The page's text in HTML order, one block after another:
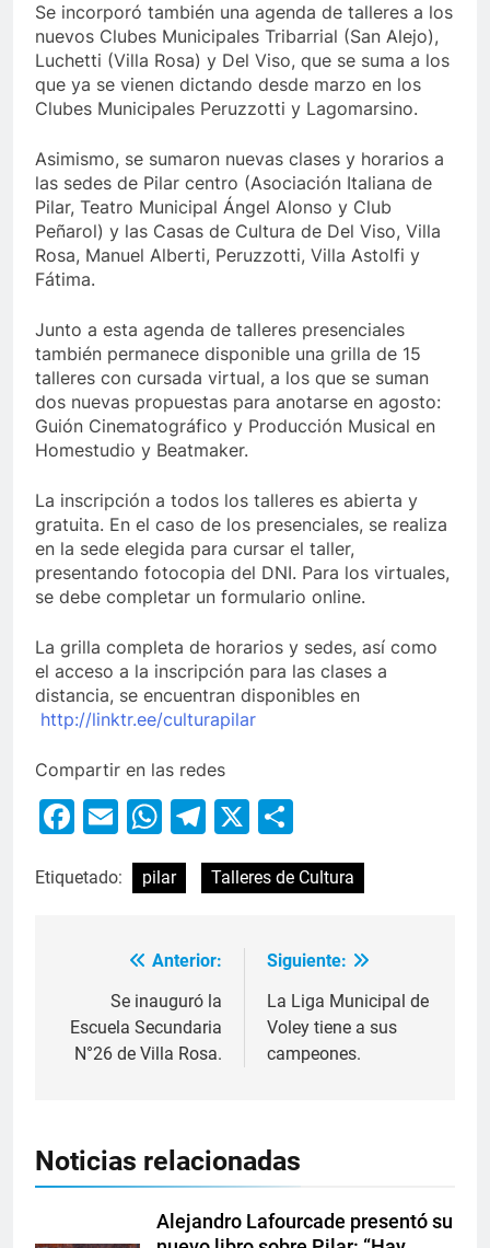
Se incorporó también una agenda de talleres a los
nuevos Clubes Municipales Tribarrial (San Alejo),
Luchetti (Villa Rosa) y Del Viso, que se suma a los
que ya se vienen dictando desde marzo en los
Clubes Municipales Peruzzotti y Lagomarsino.
Asimismo, se sumaron nuevas clases y horarios a
las sedes de Pilar centro (Asociación Italiana de
Pilar, Teatro Municipal Ángel Alonso y Club
Peñarol) y las Casas de Cultura de Del Viso, Villa
Rosa, Manuel Alberti, Peruzzotti, Villa Astolfi y
Fátima.
Junto a esta agenda de talleres presenciales
también permanece disponible una grilla de 15
talleres con cursada virtual, a los que se suman
dos nuevas propuestas para anotarse en agosto:
Guión Cinematográfico y Producción Musical en
Homestudio y Beatmaker.
La inscripción a todos los talleres es abierta y
gratuita. En el caso de los presenciales, se realiza
en la sede elegida para cursar el taller,
presentando fotocopia del DNI. Para los virtuales,
se debe completar un formulario online.
La grilla completa de horarios y sedes, así como
el acceso a la inscripción para las clases a
distancia, se encuentran disponibles en
http://linktr.ee/culturapilar
Compartir en las redes
Facebook
EmailWhatsApp
Telegram
X
Etiquetado: pilar Talleres de Cultura
Anterior:
Se inauguró la
Escuela Secundaria
N°26 de Villa Rosa.
Siguiente:
La Liga Municipal de
Voley tiene a sus
campeones.
Noticias relacionadas
Alejandro Lafourcade presentó su